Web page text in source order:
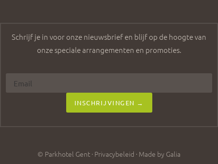
Schrijf je in voor onze nieuwsbrief en blijf op de hoogte van
onze speciale arrangementen en promoties.
INSCHRIJVINGEN →
© Parkhotel Gent · Privacybeleid · Made by Galia